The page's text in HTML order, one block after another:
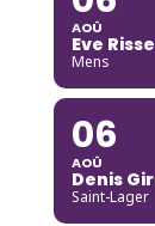
AOÛ
Eve
Mens
06
AOÛ
Denis
Saint-Lager